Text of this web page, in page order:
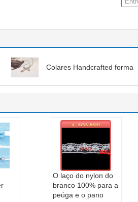
Colares Handcrafted forma
O laço do nylon do
branco 100% para a
peúga e o pano